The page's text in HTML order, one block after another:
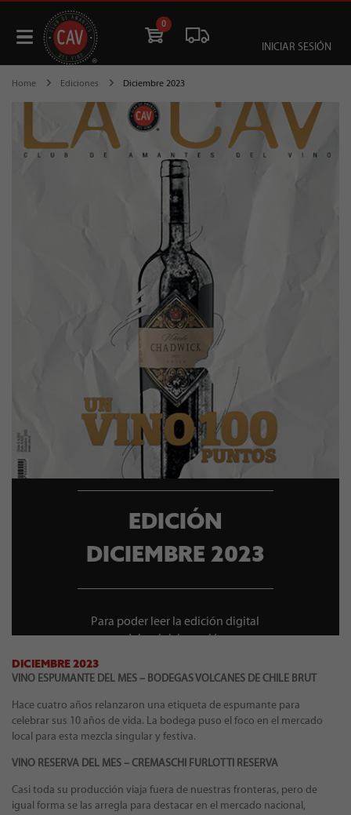
0
INICIAR SESIÓN
Home Ediciones Diciembre 2023
EDICIÓN
DICIEMBRE 2023
Para poder leer la edición digital
debes iniciar sesión
DICIEMBRE 2023
VINO ESPUMANTE DEL MES – BODEGAS VOLCANES DE CHILE BRUT
Hace cuatro años relanzaron una etiqueta de espumante para
celebrar sus 10 años de vida. La bodega puso el foco en el mercado
local para esta mezcla singular y festiva.
VINO RESERVA DEL MES –CREMASCHI FURLOTTI RESERVA
Casi toda su producción viaja fuera de nuestras fronteras, pero de
igual forma se las arregla para destacar en el mercado nacional,